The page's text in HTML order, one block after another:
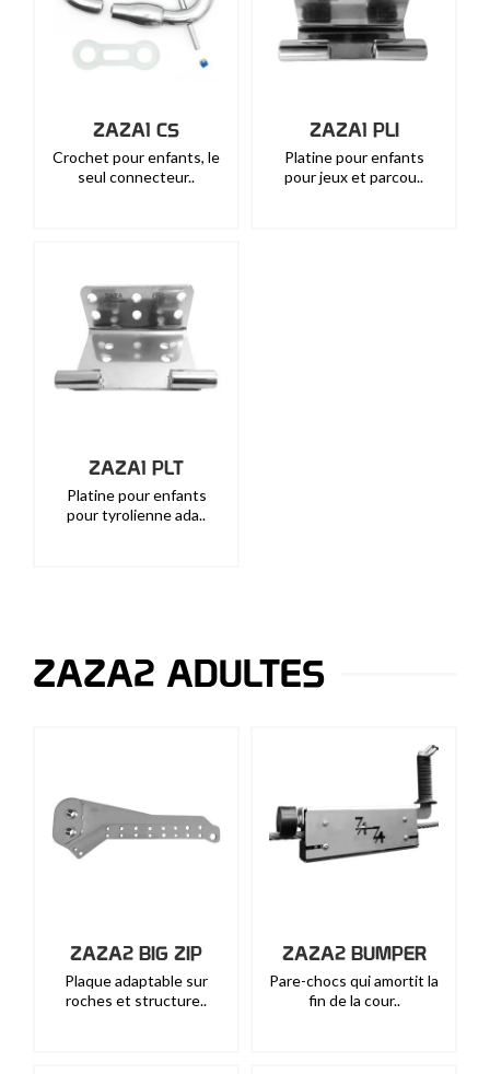
ZAZA1 CS
Crochet pour enfants, le
seul connecteur..
ZAZA1 PLI
Platine pour enfants
pour jeux et parcou..
ZAZA1 PLT
Platine pour enfants
pour tyrolienne ada..
ZAZA2 ADULTES
ZAZA2 BIG ZIP
Plaque adaptable sur
roches et structure..
ZAZA2 BUMPER
Pare-chocs qui amortit la
fin de la cour..